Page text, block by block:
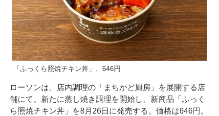
「ふっくら照焼チキン丼」、646円
ローソンは、店内調理の「まちかど厨房」を展開する店
舗にて、新たに蒸し焼き調理を開始し、新商品「ふっく
ら照焼チキン丼」を8月26日に発売する。価格は646円。